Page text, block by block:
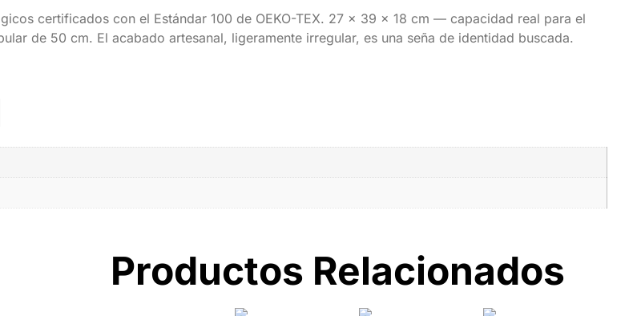
certificados con el Estándar 100 de OEKO-TEX. 27 × 39 × 18 cm — capacidad real para el
de 50 cm. El acabado artesanal, ligeramente irregular, es una seña de identidad buscada.
Productos Relacionados